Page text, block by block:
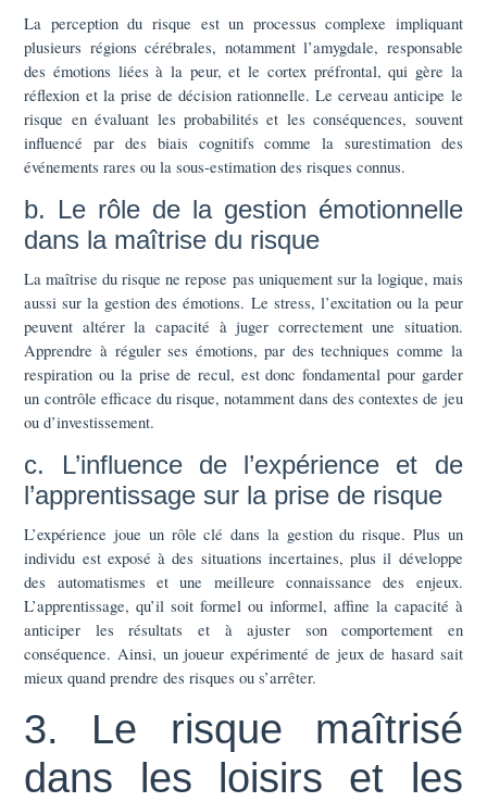
La perception du risque est un processus complexe impliquant
plusieurs régions cérébrales, notamment l’amygdale, responsable
des émotions liées à la peur, et le cortex préfrontal, qui gère la
réflexion et la prise de décision rationnelle. Le cerveau anticipe le
risque en évaluant les probabilités et les conséquences, souvent
influencé par des biais cognitifs comme la surestimation des
événements rares ou la sous-estimation des risques connus.
b. Le rôle de la gestion émotionnelle
dans la maîtrise du risque
La maîtrise du risque ne repose pas uniquement sur la logique, mais
aussi sur la gestion des émotions. Le stress, l’excitation ou la peur
peuvent altérer la capacité à juger correctement une situation.
Apprendre à réguler ses émotions, par des techniques comme la
respiration ou la prise de recul, est donc fondamental pour garder
un contrôle efficace du risque, notamment dans des contextes de jeu
ou d’investissement.
c. L’influence de l’expérience et de
l’apprentissage sur la prise de risque
L’expérience joue un rôle clé dans la gestion du risque. Plus un
individu est exposé à des situations incertaines, plus il développe
des automatismes et une meilleure connaissance des enjeux.
L’apprentissage, qu’il soit formel ou informel, affine la capacité à
anticiper les résultats et à ajuster son comportement en
conséquence. Ainsi, un joueur expérimenté de jeux de hasard sait
mieux quand prendre des risques ou s’arrêter.
3. Le risque maîtrisé
dans les loisirs et les